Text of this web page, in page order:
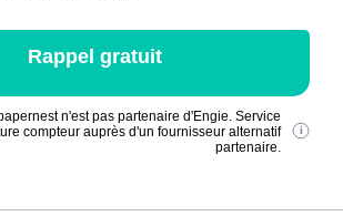
Rappel gratuit
n'est pas partenaire d'Engie. Service
compteur auprès d'un fournisseur alternatif
partenaire.